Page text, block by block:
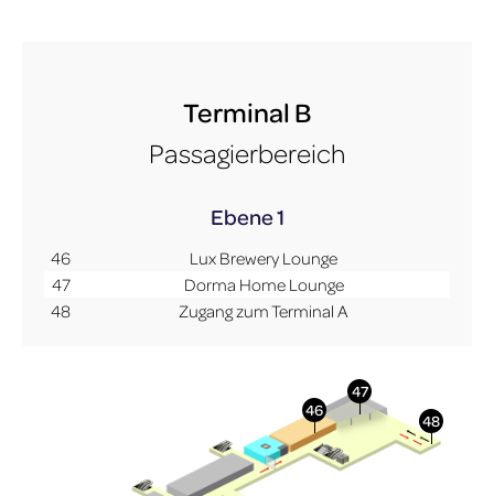
Terminal B
Passagierbereich
Ebene 1
46
Lux Brewery Lounge
47
Dorma Home Lounge
48
Zugang zum Terminal A